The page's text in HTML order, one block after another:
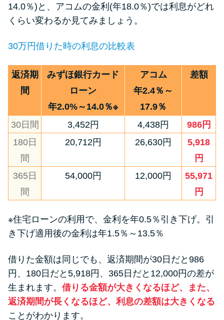
14.0％)と、アコムの金利(年18.0％)では利息がどれ
くらい変わるか見てみましょう。
30万円借りた時の利息の比較表
返済期
間
みずほ銀行カード
ローン
年2.0%～14.0％※
アコム
年2.4％～
17.9％
差額
30日間 3,452円 4,438円
986円
180日
間
20,712円 26,630円
5,918
円
365日
間
54,000円 12,000円
55,971
円
※住宅ローンの利用で、金利を年0.5％引き下げ。引
き下げ適用後の金利は年1.5％～13.5％
借りた金額は同じでも、返済期間が30日だと986
円、180日だと5,918円、365日だと12,000円の差が
生まれます。 借りる金額が大きくなるほど、また、
返済期間が長くなるほど、利息の差額は大きくなる
ことがわかります。